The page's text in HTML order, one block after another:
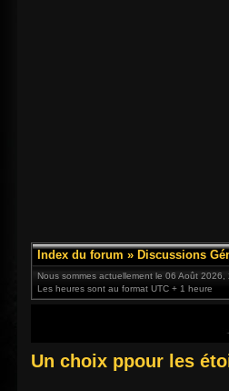
Index du forum » Discussions
Nous sommes actuellement le 06 Août 2026,
Les heures sont au format UTC + 1 heure
Un choix ppour les